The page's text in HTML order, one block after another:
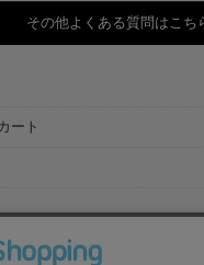
望頂いた場合のみ発行してお
文する場合】
上様は不可）
が完了している場合】
ル・LINEにて領収書希望の
その他よくある質問はこ
ート
示